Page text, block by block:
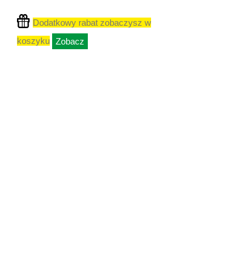
Dodatkowy rabat zobaczysz w
koszyku Zobacz